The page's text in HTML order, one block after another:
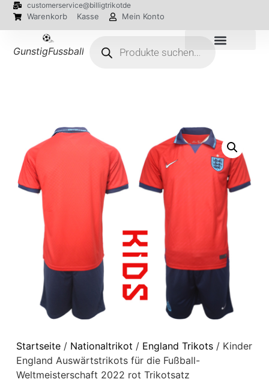
customerservice@billigtrikotde
Warenkorb Kasse Mein Konto
GunstigFussballTrikot
Startseite/ Nationaltrikot / England Trikots/ Kinder
England Auswärtstrikots für die Fußball-
Weltmeisterschaft 2022 rot Trikotsatz